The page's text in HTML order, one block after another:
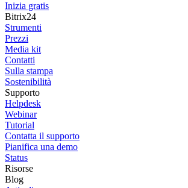
Inizia gratis
Bitrix24
Strumenti
Prezzi
Media kit
Contatti
Sulla stampa
Sostenibilità
Supporto
Helpdesk
Webinar
Tutorial
Contatta il supporto
Pianifica una demo
Status
Risorse
Blog